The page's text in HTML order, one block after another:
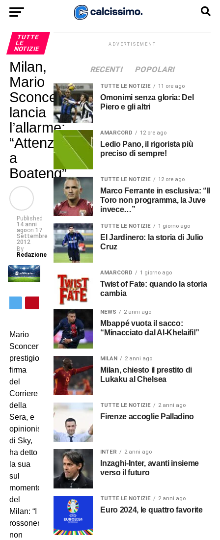
TUTTE
LE
NOTIZIE
Milan,
Mario
Sconcerti
lancia
l’allarme:
“Attenzione
a
Boateng”
Published
14 anni
agoon 17
Settembre
2012
By
Redazione
Mario
Sconcerti,
prestigiosissima
firma
del
Corriere
della
Sera, e
opinionista
di Sky,
ha detto
la sua
sul
momento
del
Milan: “I
rossoneri
non
ADVERTISEMENT
RECENTI POPOLARI
TUTTE LE NOTIZIE 11 ore ago
Omonimi senza gloria: Del
Piero e gli altri
AMARCORD 12 ore ago
Ledio Pano, il rigorista più
preciso di sempre!
TUTTE LE NOTIZIE 12 ore ago
Marco Ferrante in esclusiva: “Il
Toro non programma, la Juve
invece…”
TUTTE LE NOTIZIE 1 giorno ago
El Jardinero: la storia di Julio
Cruz
AMARCORD 1 giorno ago
Twist of Fate: quando la storia
cambia
NEWS 2 anni ago
Mbappé vuota il sacco:
“Minacciato dal Al-Khelaifi!”
MILAN 2 anni ago
Milan, chiesto il prestito di
Lukaku al Chelsea
TUTTE LE NOTIZIE 2 anni ago
Firenze accoglie Palladino
INTER 2 anni ago
Inzaghi-Inter, avanti insieme
verso il futuro
TUTTE LE NOTIZIE 2 anni ago
Euro 2024, le quattro favorite